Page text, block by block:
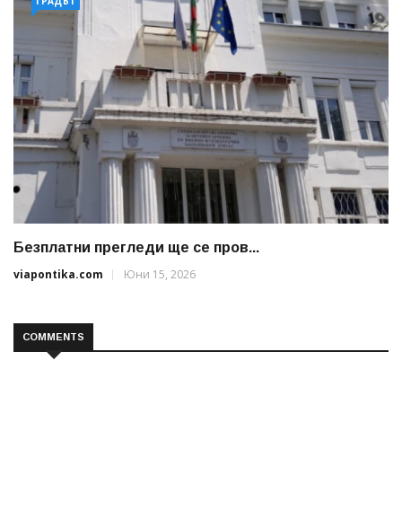
Безплатни прегледи ще се пров...
viapontika.com
Юни 15, 2026
COMMENTS